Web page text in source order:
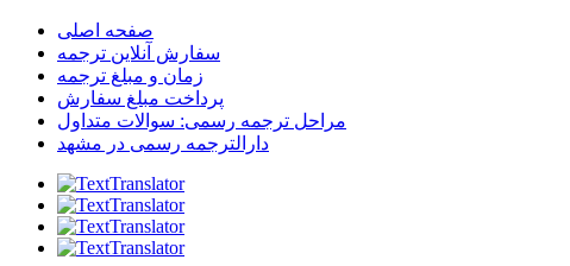
صفحه اصلی
سفارش آنلاین ترجمه
زمان و مبلغ ترجمه
پرداخت مبلغ سفارش
مراحل ترجمه رسمی: سوالات متداول
دارالترجمه رسمی در مشهد